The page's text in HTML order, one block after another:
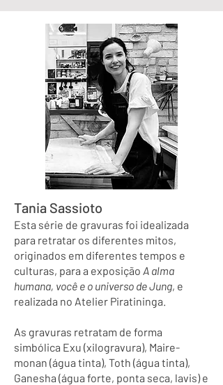
Tania Sassioto
Esta série de gravuras foi idealizada
para retratar os diferentes mitos,
originados em diferentes tempos e
culturas, para a exposição A alma
humana, você e o universo de Jung, e
realizada no Atelier Piratininga.
As gravuras retratam de forma
simbólica Exu (xilogravura), Maire-
monan (água tinta), Toth (água tinta),
Ganesha (água forte, ponta seca, lavis) e